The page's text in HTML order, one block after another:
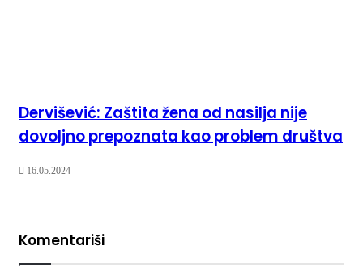
Dervišević: Zaštita žena od nasilja nije
dovoljno prepoznata kao problem društva
16.05.2024
Komentariši